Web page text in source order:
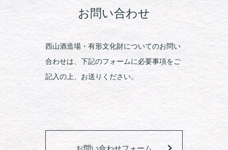
お問い合わせ
西山酒造場・有形文化財についてのお問い
合わせは、下記のフォームに必要事項をご
記入の上、お送りください。